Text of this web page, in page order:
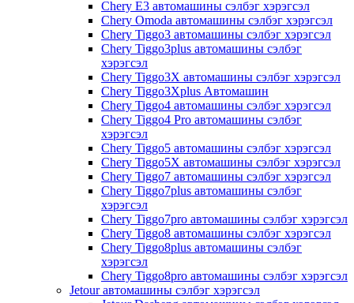
Chery E3 автомашины сэлбэг хэрэгсэл
Chery Omoda автомашины сэлбэг хэрэгсэл
Chery Tiggo3 автомашины сэлбэг хэрэгсэл
Chery Tiggo3plus автомашины сэлбэг
хэрэгсэл
Chery Tiggo3X автомашины сэлбэг хэрэгсэл
Chery Tiggo3Xplus Автомашин
Chery Tiggo4 автомашины сэлбэг хэрэгсэл
Chery Tiggo4 Pro автомашины сэлбэг
хэрэгсэл
Chery Tiggo5 автомашины сэлбэг хэрэгсэл
Chery Tiggo5X автомашины сэлбэг хэрэгсэл
Chery Tiggo7 автомашины сэлбэг хэрэгсэл
Chery Tiggo7plus автомашины сэлбэг
хэрэгсэл
Chery Tiggo7pro автомашины сэлбэг хэрэгсэл
Chery Tiggo8 автомашины сэлбэг хэрэгсэл
Chery Tiggo8plus автомашины сэлбэг
хэрэгсэл
Chery Tiggo8pro автомашины сэлбэг хэрэгсэл
Jetour автомашины сэлбэг хэрэгсэл